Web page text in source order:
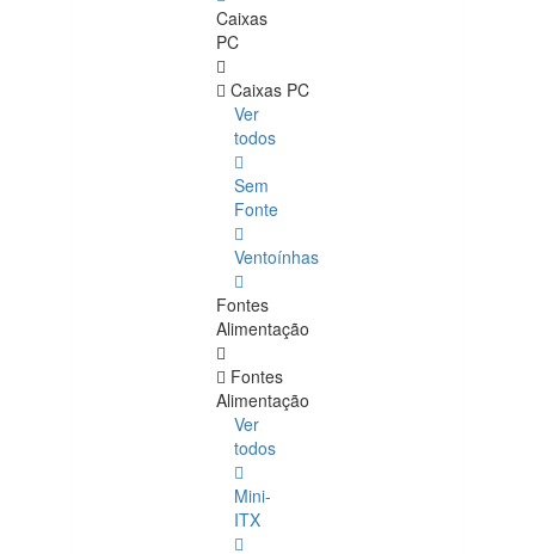
Caixas
PC
Caixas PC
Ver
todos
Sem
Fonte
Ventoínhas
Fontes
Alimentação
Fontes
Alimentação
Ver
todos
Mini-
ITX